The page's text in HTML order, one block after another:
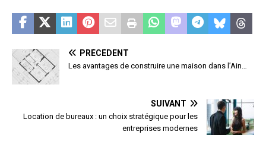
PRÉCÉDENT
Les avantages de construire une maison dans l’Ain…
SUIVANT
Location de bureaux : un choix stratégique pour les
entreprises modernes